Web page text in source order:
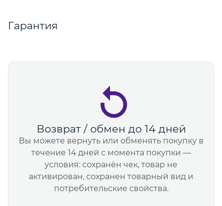
Гарантия
Возврат / обмен до 14 дней
Вы можете вернуть или обменять покупку в
течение 14 дней с момента покупки —
условия: сохранён чек, товар не
активирован, сохранен товарный вид и
потребительские свойства.